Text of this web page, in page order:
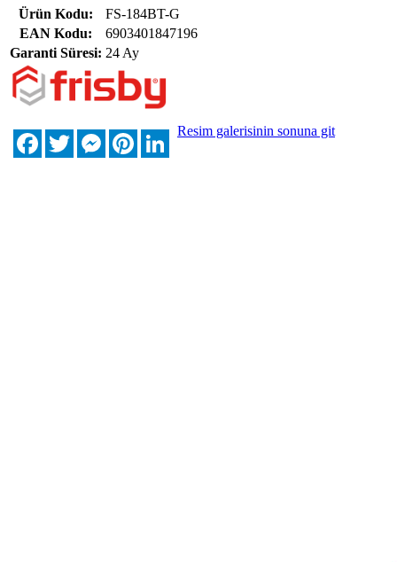
Ürün Kodu:
FS-184BT-G
EAN Kodu:
6903401847196
Garanti Süresi: 24 Ay
FacebookTwitterMessengerPinterestLinkedIn
Resim galerisinin sonuna git